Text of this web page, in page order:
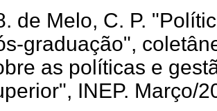
de Melo, C. P.
graduação",
as políticas e
INEP. Março/